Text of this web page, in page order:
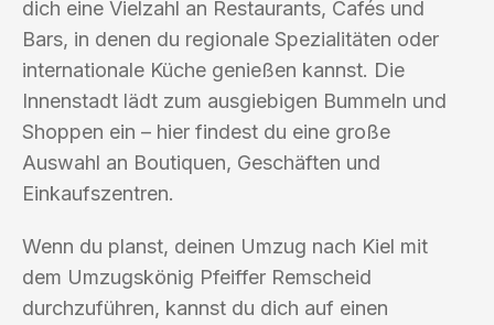
dich eine Vielzahl an Restaurants, Cafés und
Bars, in denen du regionale Spezialitäten oder
internationale Küche genießen kannst. Die
Innenstadt lädt zum ausgiebigen Bummeln und
Shoppen ein – hier findest du eine große
Auswahl an Boutiquen, Geschäften und
Einkaufszentren.
Wenn du planst, deinen Umzug nach Kiel mit
dem Umzugskönig Pfeiffer Remscheid
durchzuführen, kannst du dich auf einen